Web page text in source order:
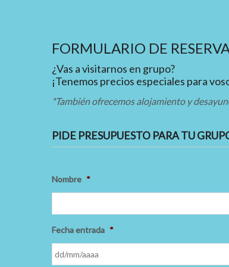
FORMULARIO DE
¿Vas a visitarnos en grupo?
¡Tenemos precios especiales para
*También ofrecemos alojamiento y
PIDE PRESUPUESTO PARA TU
Nombre *
Fecha entrada *